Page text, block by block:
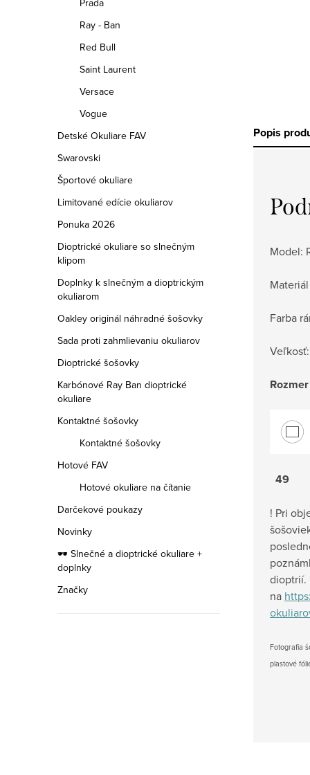
Prada
Ray - Ban
Red Bull
Saint Laurent
Versace
Vogue
Detské Okuliare FAV
Swarovski
Športové okuliare
Limitované edície okuliarov
Ponuka 2026
Dioptrické okuliare so slnečným
klipom
Doplnky k slnečným a dioptrickým
okuliarom
Oakley originál náhradné šošovky
Sada proti zahmlievaniu okuliarov
Dioptrické šošovky
Karbónové Ray Ban dioptrické
okuliare
Kontaktné šošovky
Kontaktné šošovky
Hotové FAV
Hotové okuliare na čítanie
Darčekové poukazy
Novinky
🕶️ Slnečné a dioptrické okuliare +
doplnky
Značky
Popis
Model:
Farba
49
! Pri
dioptrií.
na
Fotografia
plastové